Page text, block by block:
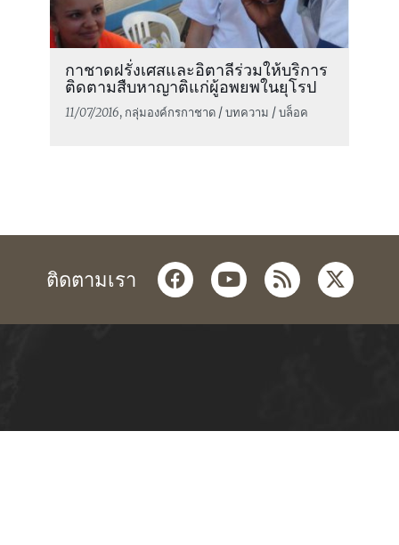
กาชาดฝรั่งเศสและอิตาลีร่วมให้บริการ
ติดตามสืบหาญาติแก่ผู้อพยพในยุโรป
11/07/2016, กลุ่มองค์กรกาชาด / บทความ / บล็อค
ติดตามเรา facebookyoutube
rss twitter